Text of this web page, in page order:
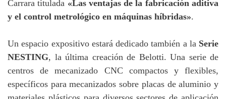
Carrara titulada «Las ventajas de la fabricación aditiva
y el control metrológico en máquinas híbridas».
Un espacio expositivo estará dedicado también a la Serie
NESTING, la última creación de Belotti. Una serie de
centros de mecanizado CNC compactos y flexibles,
específicos para mecanizados sobre placas de aluminio y